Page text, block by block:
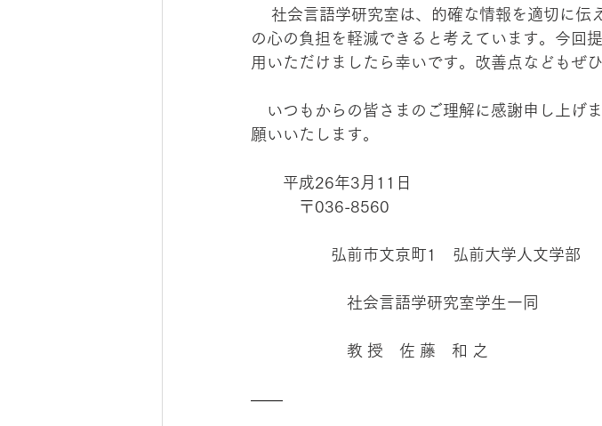
の心の負担を軽減できると考えています。今回
用いただけましたら幸いです。改善点などもぜ
いつもからの皆さまのご理解に感謝申し上げ
願いいたします。
平成26年3月11日
〒036-8560
弘前市文京町1　弘前大学人文学部
社会言語学研究室学生一同
教 授　佐 藤　和 之
——